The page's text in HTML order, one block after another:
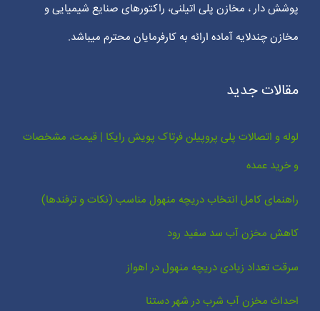
پوشش دار ، مخازن پلی اتیلنی، راکتورهای صنایع شیمیایی و
مخازن چندلایه آماده ارائه به کارفرمایان محترم میباشد.
مقالات جدید
لوله و اتصالات پلی پروپیلن فرتاک پویش رایکا | قیمت، مشخصات
و خرید عمده
راهنمای کامل انتخاب دریچه منهول مناسب (نکات و ترفندها)
کاهش مخزن آب سد سفید رود
سرقت تعداد زیادی دریچه منهول در اهواز
احداث مخزن آب شرب در شهر دستنا